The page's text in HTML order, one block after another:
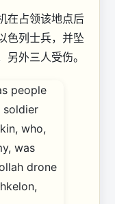
在占领该地点后
色列士兵，并坠
外三人受伤。